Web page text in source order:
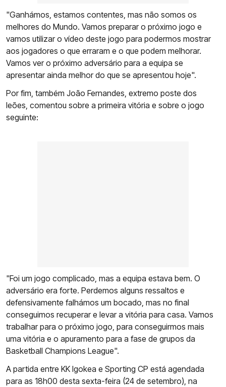
"Ganhámos, estamos contentes, mas não somos os
melhores do Mundo. Vamos preparar o próximo jogo e
vamos utilizar o vídeo deste jogo para podermos mostrar
aos jogadores o que erraram e o que podem melhorar.
Vamos ver o próximo adversário para a equipa se
apresentar ainda melhor do que se apresentou hoje".
Por fim, também João Fernandes, extremo poste dos
leões, comentou sobre a primeira vitória e sobre o jogo
seguinte:
"Foi um jogo complicado, mas a equipa estava bem. O
adversário era forte. Perdemos alguns ressaltos e
defensivamente falhámos um bocado, mas no final
conseguimos recuperar e levar a vitória para casa. Vamos
trabalhar para o próximo jogo, para conseguirmos mais
uma vitória e o apuramento para a fase de grupos da
Basketball Champions League".
A partida entre KK Igokea e Sporting CP está agendada
para as 18h00 desta sexta-feira (24 de setembro), na